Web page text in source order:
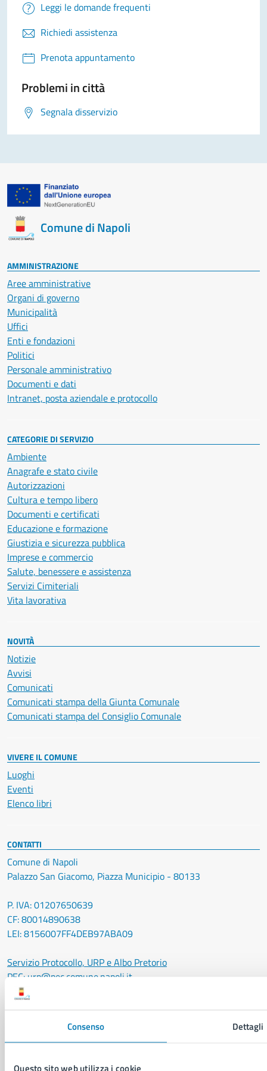
Consenso Dettagli
Questo sito web utilizza i cookie
Leggi le domande frequenti
Richiedi assistenza
Prenota appuntamento
Problemi in città
Segnala disservizio
Comune di Napoli
AMMINISTRAZIONE
Aree amministrative
Organi di governo
Municipalità
Uffici
Enti e fondazioni
Politici
Personale amministrativo
Documenti e dati
Intranet, posta aziendale e protocollo
CATEGORIE DI SERVIZIO
Ambiente
Anagrafe e stato civile
Autorizzazioni
Cultura e tempo libero
Documenti e certificati
Educazione e formazione
Giustizia e sicurezza pubblica
Imprese e commercio
Salute, benessere e assistenza
Servizi Cimiteriali
Vita lavorativa
NOVITÀ
Notizie
Avvisi
Comunicati
Comunicati stampa della Giunta Comunale
Comunicati stampa del Consiglio Comunale
VIVERE IL COMUNE
Luoghi
Eventi
Elenco libri
CONTATTI
Comune di Napoli
Palazzo San Giacomo, Piazza Municipio - 80133
P. IVA: 01207650639
CF: 80014890638
LEI: 8156007FF4DEB97ABA09
Servizio Protocollo, URP e Albo Pretorio
PEC: urp@pec.comune.napoli.it
Centralino unico:
Prenotazione appuntamento
Segnalazione disservizio